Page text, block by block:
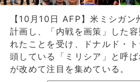
【10月10日 AFP】米ミシガン
計画し、「内戦を画策」した
れたことを受け、ドナルド・
頭している「ミリシア」と呼
が改めて注目を集めている。